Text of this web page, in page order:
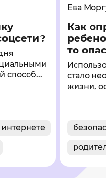
способ...
интернете
Ева
Как
то
стало
жизни,